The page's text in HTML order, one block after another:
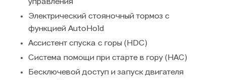
управления
Электрический стояночный тормоз с
функцией AutoHold
Ассистент спуска с горы (HDC)
Система помощи при старте в гору (HAC)
Бесключевой доступ и запуск двигателя